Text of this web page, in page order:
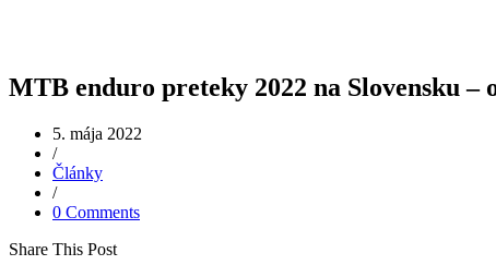
MTB enduro preteky 2022 na Slovensku
5. mája 2022
/
Články
/
0 Comments
Share This Post